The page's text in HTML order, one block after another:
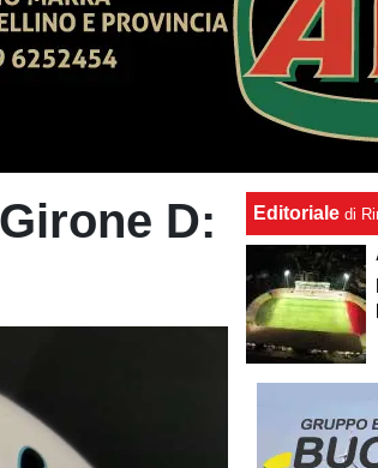
D:
Editoriale di